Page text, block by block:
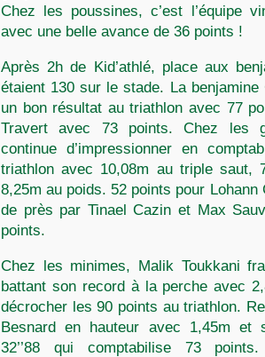
Chez les poussines, c’est l’équipe
avec une belle avance de 36 points !
Après 2h de Kid’athlé, place aux
étaient 130 sur le stade. La benjamine
un bon résultat au triathlon avec 77
Travert avec 73 points. Chez les
continue d’impressionner en
triathlon avec 10,08m au triple saut,
8,25m au poids. 52 points pour
de près par Tinael Cazin et Max
points.
Chez les minimes, Malik Toukkani
battant son record à la perche avec
décrocher les 90 points au triathlon.
Besnard en hauteur avec 1,45m et
32’’88 qui comptabilise 73